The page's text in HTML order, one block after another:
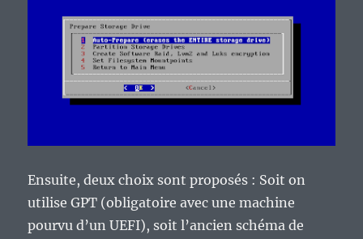
Ensuite, deux choix sont proposés : Soit on
utilise GPT (obligatoire avec une machine
pourvu d’un UEFI), soit l’ancien schéma de